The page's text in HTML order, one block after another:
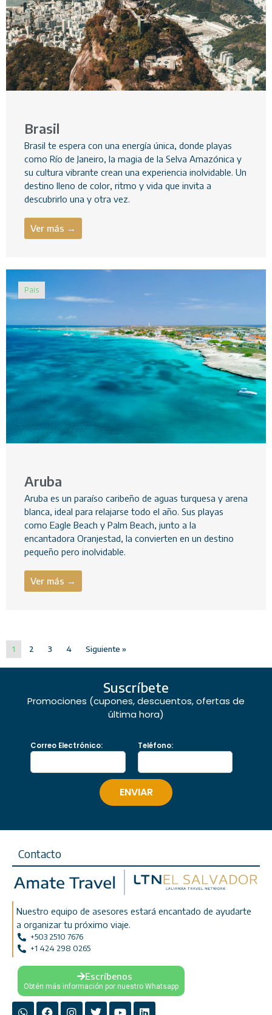
Brasil
Brasil te espera con una energía única, donde playas
como Río de Janeiro, la magia de la Selva Amazónica y
su cultura vibrante crean una experiencia inolvidable. Un
destino lleno de color, ritmo y vida que invita a
descubrirlo una y otra vez.
Ver más →
Pais
Aruba
Aruba es un paraíso caribeño de aguas turquesa y arena
blanca, ideal para relajarse todo el año. Sus playas
como Eagle Beach y Palm Beach, junto a la
encantadora Oranjestad, la convierten en un destino
pequeño pero inolvidable.
Ver más →
1 2 3 4 Siguiente »
Suscríbete
Promociones (cupones, descuentos, ofertas de
última hora)
Correo Electrónico: Teléfono:
Contacto
Nuestro equipo de asesores estará encantado de ayudarte
a organizar tu próximo viaje.
+503 2510 7676
+1 424 298 0265
Escríbenos
Obtén más información por nuestro Whatsapp